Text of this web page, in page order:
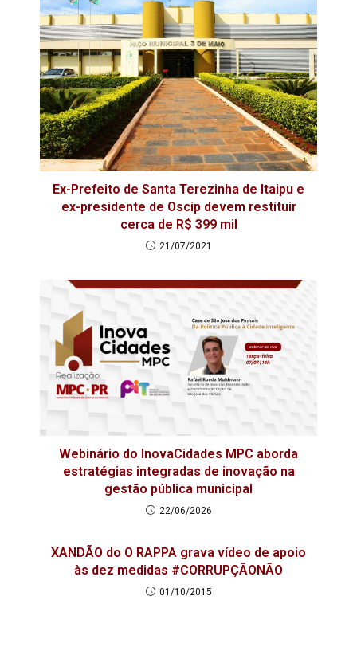
Ex-Prefeito de Santa Terezinha de Itaipu e
ex-presidente de Oscip devem restituir
cerca de R$ 399 mil
21/07/2021
Webinário do InovaCidades MPC aborda
estratégias integradas de inovação na
gestão pública municipal
22/06/2026
XANDÃO do O RAPPA grava vídeo de apoio
às dez medidas #CORRUPÇÃONÃO
01/10/2015